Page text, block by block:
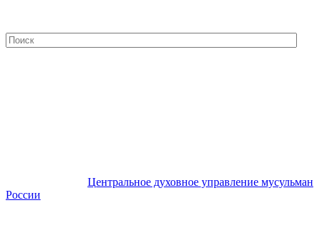
Центральное духовное управление мусульман
России